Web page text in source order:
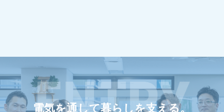
電気を通して暮らしを支える。